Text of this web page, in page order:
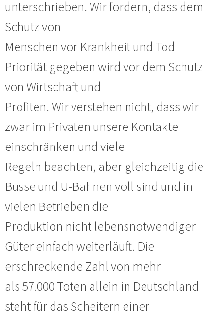
unterschrieben. Wir fordern, dass dem
Schutz von
Menschen vor Krankheit und Tod
Priorität gegeben wird vor dem Schutz
von Wirtschaft und
Profiten. Wir verstehen nicht, dass wir
zwar im Privaten unsere Kontakte
einschränken und viele
Regeln beachten, aber gleichzeitig die
Busse und U-Bahnen voll sind und in
vielen Betrieben die
Produktion nicht lebensnotwendiger
Güter einfach weiterläuft. Die
erschreckende Zahl von mehr
als 57.000 Toten allein in Deutschland
steht für das Scheitern einer